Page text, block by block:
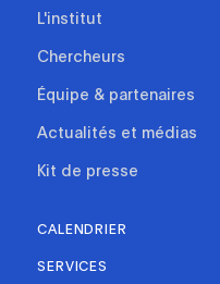
L'institut
Chercheurs
Équipe & partenaires
Actualités et médias
Kit de presse
CALENDRIER
SERVICES